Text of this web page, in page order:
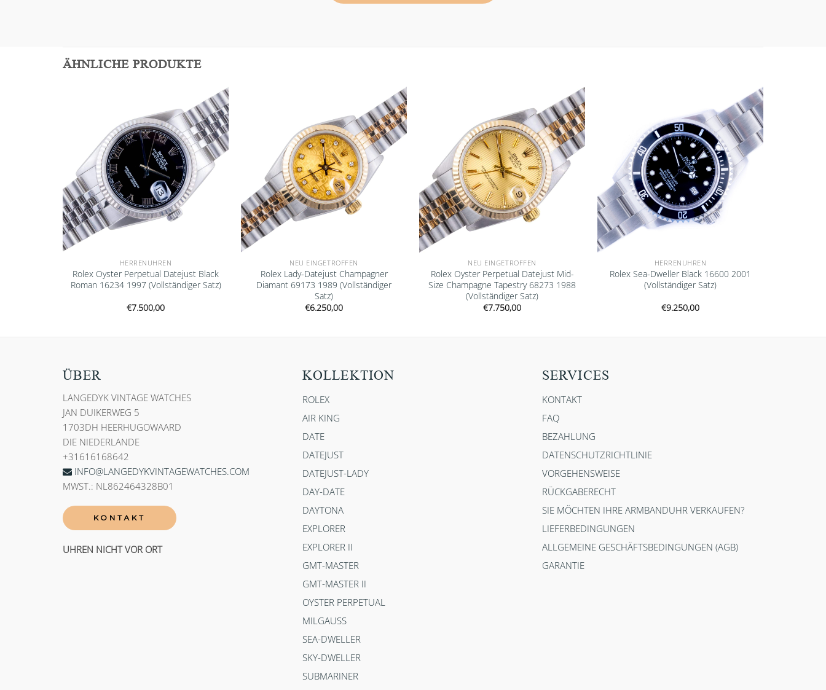
ÄHNLICHE PRODUKTE
Add to
wishlist
HERRENUHREN
Rolex Oyster Perpetual Datejust Black
Roman 16234 1997 (Vollständiger Satz)
€7.500,00
Add to
wishlist
NEU EINGETROFFEN
Rolex Lady-Datejust Champagner
Diamant 69173 1989 (Vollständiger
Satz)
€6.250,00
Add to
wishlist
NEU EINGETROFFEN
Rolex Oyster Perpetual Datejust Mid-
Size Champagne Tapestry 68273 1988
(Vollständiger Satz)
€7.750,00
Add to
wishlist
HERRENUHREN
Rolex Sea-Dweller Black 16600 2001
(Vollständiger Satz)
€9.250,00
ÜBER
LANGEDYK VINTAGE WATCHES
JAN DUIKERWEG 5
1703DH HEERHUGOWAARD
DIE NIEDERLANDE
+31616168642
INFO@LANGEDYKVINTAGEWATCHES.COM
MWST.: NL862464328B01
KONTAKT
UHREN NICHT VOR ORT
KOLLEKTION
ROLEX
AIR KING
DATE
DATEJUST
DATEJUST-LADY
DAY-DATE
DAYTONA
EXPLORER
EXPLORER II
GMT-MASTER
GMT-MASTER II
OYSTER PERPETUAL
MILGAUSS
SEA-DWELLER
SKY-DWELLER
SUBMARINER
SERVICES
KONTAKT
FAQ
BEZAHLUNG
DATENSCHUTZRICHTLINIE
VORGEHENSWEISE
RÜCKGABERECHT
SIE MÖCHTEN IHRE ARMBANDUHR VERKAUFEN?
LIEFERBEDINGUNGEN
ALLGEMEINE GESCHÄFTSBEDINGUNGEN (AGB)
GARANTIE